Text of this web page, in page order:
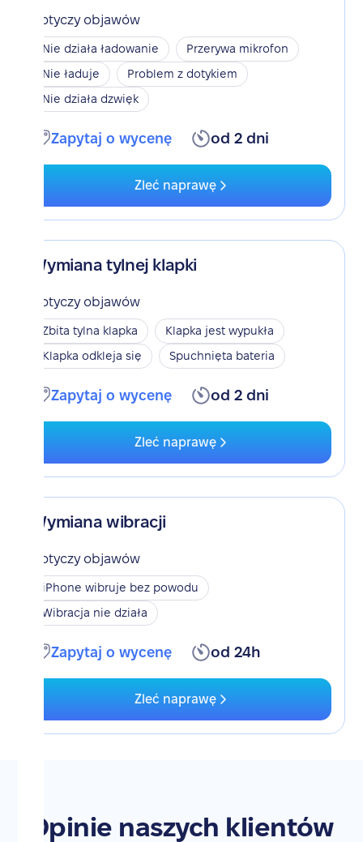
Dotyczy objawów
Nie działa ładowanie
Przerywa mikrofon
Nie ładuje
Problem z dotykiem
Nie działa dzwięk
Zapytaj o wycenę od 2 dni
Zleć naprawę
Wymiana tylnej klapki
Dotyczy objawów
Zbita tylna klapka
Klapka jest wypukła
Klapka odkleja się
Spuchnięta bateria
Zapytaj o wycenę od 2 dni
Zleć naprawę
Wymiana wibracji
Dotyczy objawów
iPhone wibruje bez powodu
Wibracja nie działa
Zapytaj o wycenę od 24h
Zleć naprawę
Opinie naszych klientów